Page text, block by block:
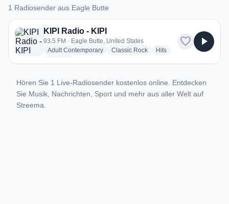
1 Radiosender aus Eagle Butte
1 Radiosender aus Eagle Butte
KIPI Radio - KIPI
93.5 FM · Eagle Butte, United States
Adult Contemporaryradio stations
Classic Rockradio stations
Hitsradio stations
favorite play_arrow
Hören Sie 1 Live-Radiosender kostenlos online. Entdecken
Sie Musik, Nachrichten, Sport und mehr aus aller Welt auf
Streema.